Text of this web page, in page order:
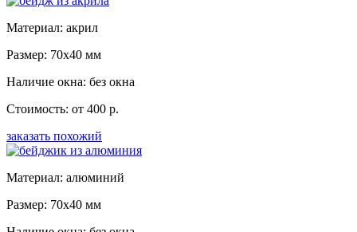
Материал: акрил
Размер: 70x40 мм
Наличие окна: без окна
Стоимость: от 400 р.
заказать похожий
Материал: алюминий
Размер: 70x40 мм